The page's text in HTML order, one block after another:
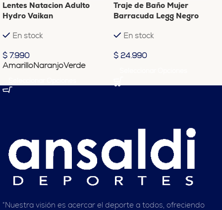
Lentes Natacion Adulto
Hydro Vaikan
En stock
$ 7.990
AmarilloNaranjoVerde
Traje de Baño Mujer
Barracuda Legg Negro
En stock
$ 24.990
“Nuestra visión es acercar el deporte a todos, ofreciendo